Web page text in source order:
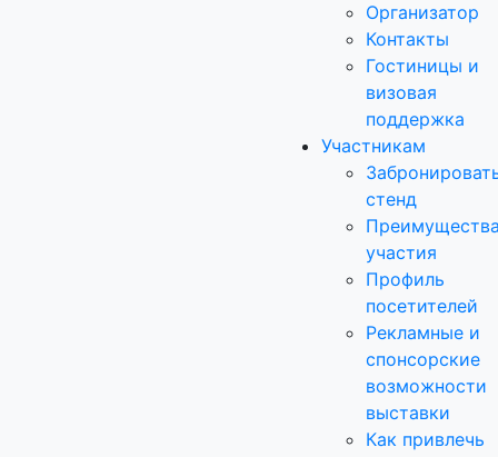
Организатор
Контакты
Гостиницы и
визовая
поддержка
Участникам
стенд
участия
Профиль
посетителей
Рекламные и
спонсорские
возможности
выставки
Как привлечь